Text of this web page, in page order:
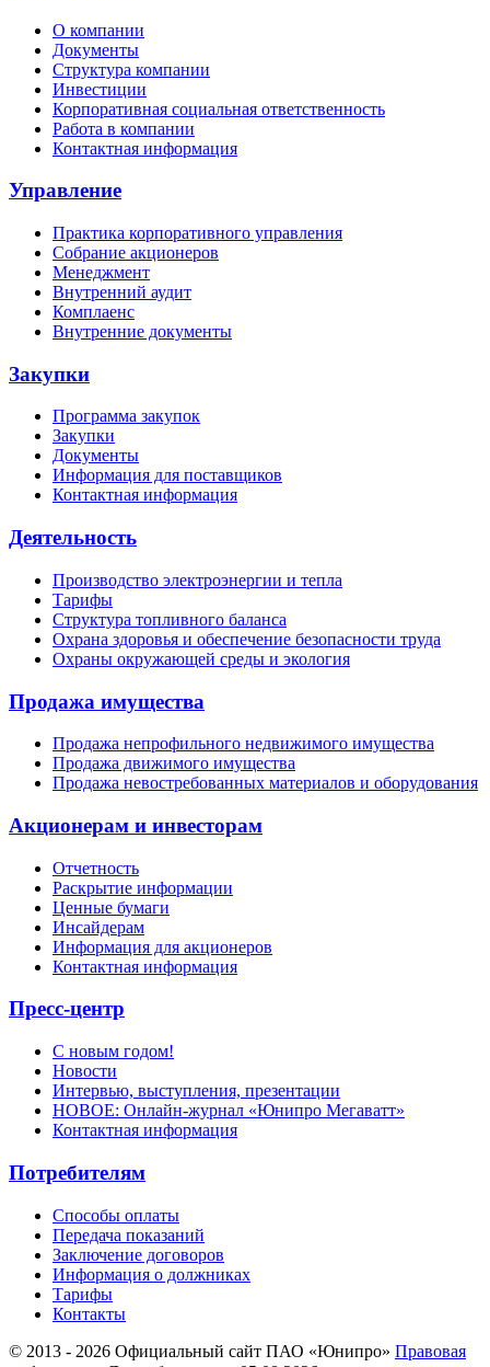
О компании
Документы
Структура компании
Инвестиции
Корпоративная социальная ответственность
Работа в компании
Контактная информация
Управление
Практика корпоративного управления
Собрание акционеров
Менеджмент
Внутренний аудит
Комплаенс
Внутренние документы
Закупки
Программа закупок
Закупки
Документы
Информация для поставщиков
Контактная информация
Деятельность
Производство электроэнергии и тепла
Тарифы
Структура топливного баланса
Охрана здоровья и обеспечение безопасности труда
Охраны окружающей среды и экология
Продажа имущества
Продажа непрофильного недвижимого имущества
Продажа движимого имущества
Продажа невостребованных материалов и оборудования
Акционерам и инвесторам
Отчетность
Раскрытие информации
Ценные бумаги
Инсайдерам
Информация для акционеров
Контактная информация
Пресс-центр
С новым годом!
Новости
Интервью, выступления, презентации
НОВОЕ: Онлайн-журнал «Юнипро Мегаватт»
Контактная информация
Потребителям
Способы оплаты
Передача показаний
Заключение договоров
Информация о должниках
Тарифы
Контакты
© 2013 - 2026 Официальный сайт ПАО «Юнипро» Правовая